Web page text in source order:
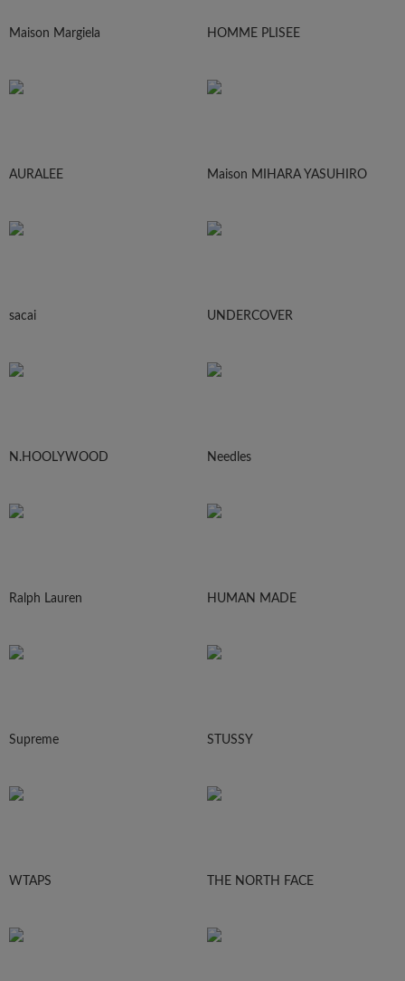
Maison Margiela HOMME PLISEE
AURALEE Maison MIHARA YASUHIRO
sacai UNDERCOVER
N.HOOLYWOOD Needles
Ralph Lauren HUMAN MADE
Supreme STUSSY
WTAPS THE NORTH FACE